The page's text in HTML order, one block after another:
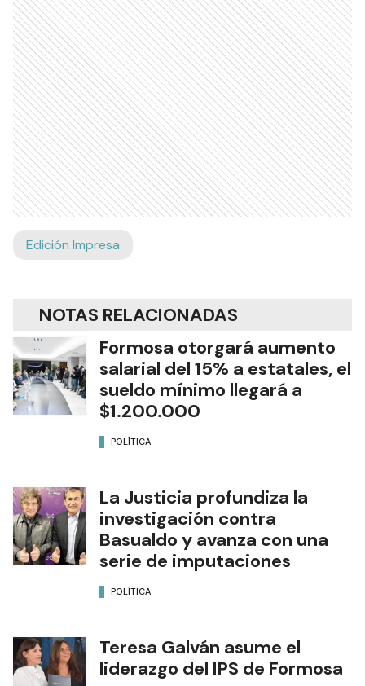
Edición Impresa
NOTAS RELACIONADAS
Formosa otorgará aumento
salarial del 15% a estatales, el
sueldo mínimo llegará a
$1.200.000
POLÍTICA
La Justicia profundiza la
investigación contra
Basualdo y avanza con una
serie de imputaciones
POLÍTICA
Teresa Galván asume el
liderazgo del IPS de Formosa